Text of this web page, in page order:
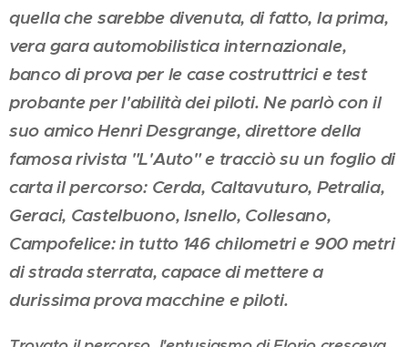
quella che sarebbe divenuta, di fatto, la prima,
vera gara automobilistica internazionale,
banco di prova per le case costruttrici e test
probante per l'abilità dei piloti. Ne parlò con il
suo amico Henri Desgrange, direttore della
famosa rivista "L'Auto" e tracciò su un foglio di
carta il percorso: Cerda, Caltavuturo, Petralia,
Geraci, Castelbuono, Isnello, Collesano,
Campofelice: in tutto 146 chilometri e 900 metri
di strada sterrata, capace di mettere a
durissima prova macchine e piloti.